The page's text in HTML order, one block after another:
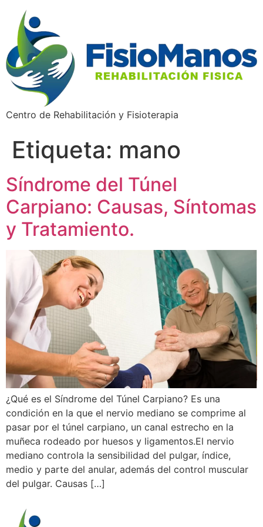
Centro de Rehabilitación y Fisioterapia
Etiqueta: mano
Síndrome del Túnel
Carpiano: Causas, Síntomas
y Tratamiento.
¿Qué es el Síndrome del Túnel Carpiano? Es una
condición en la que el nervio mediano se comprime al
pasar por el túnel carpiano, un canal estrecho en la
muñeca rodeado por huesos y ligamentos.El nervio
mediano controla la sensibilidad del pulgar, índice,
medio y parte del anular, además del control muscular
del pulgar. Causas […]